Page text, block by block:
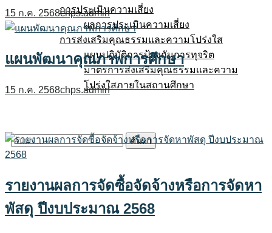
การประเมินความเสี่ยง
ผลการประเมินความเสี่ยง
การส่งเสริมคุณธรรมและความโปร่งใส
แผนปฏิบัติการป้องกันการทุจริต
มาตรการส่งเสริมคุณธรรมเเละความ
โปร่งใสภายในสถานศึกษา
ค้นหา
สำหรับ:
15 ก.ค. 2568chps.admin
แผนพัฒนาคุณภาพการศึกษา
15 ก.ค. 2568chps.admin
รายงานผลการจัดซื้อจัดจ้างหรือการจัดหา
พัสดุ ปีงบประมาณ 2568